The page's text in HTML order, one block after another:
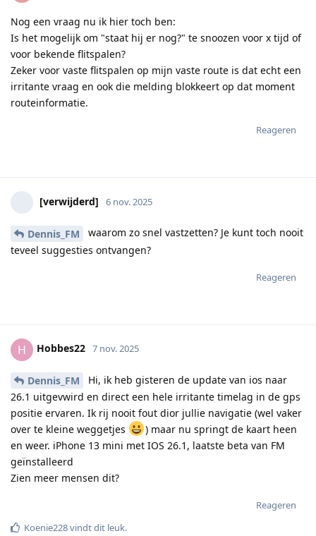
Nog een vraag nu ik hier toch ben:
Is het mogelijk om "staat hij er nog?" te snoozen voor x tijd of
voor bekende flitspalen?
Zeker voor vaste flitspalen op mijn vaste route is dat echt een
irritante vraag en ook die melding blokkeert op dat moment
routeinformatie.
Reageren
[verwijderd] 6 nov. 2025
Dennis_FM
waarom zo snel vastzetten? Je kunt toch nooit
teveel suggesties ontvangen?
Reageren
H Hobbes22 7 nov. 2025
Dennis_FM
Hi, ik heb gisteren de update van ios naar
26.1 uitgevwird en direct een hele irritante timelag in de gps
positie ervaren. Ik rij nooit fout dior jullie navigatie (wel vaker
over te kleine weggetjes
) maar nu springt de kaart heen
en weer. iPhone 13 mini met IOS 26.1, laatste beta van FM
geïnstalleerd
Zien meer mensen dit?
Reageren
Koenie228vindt dit leuk.